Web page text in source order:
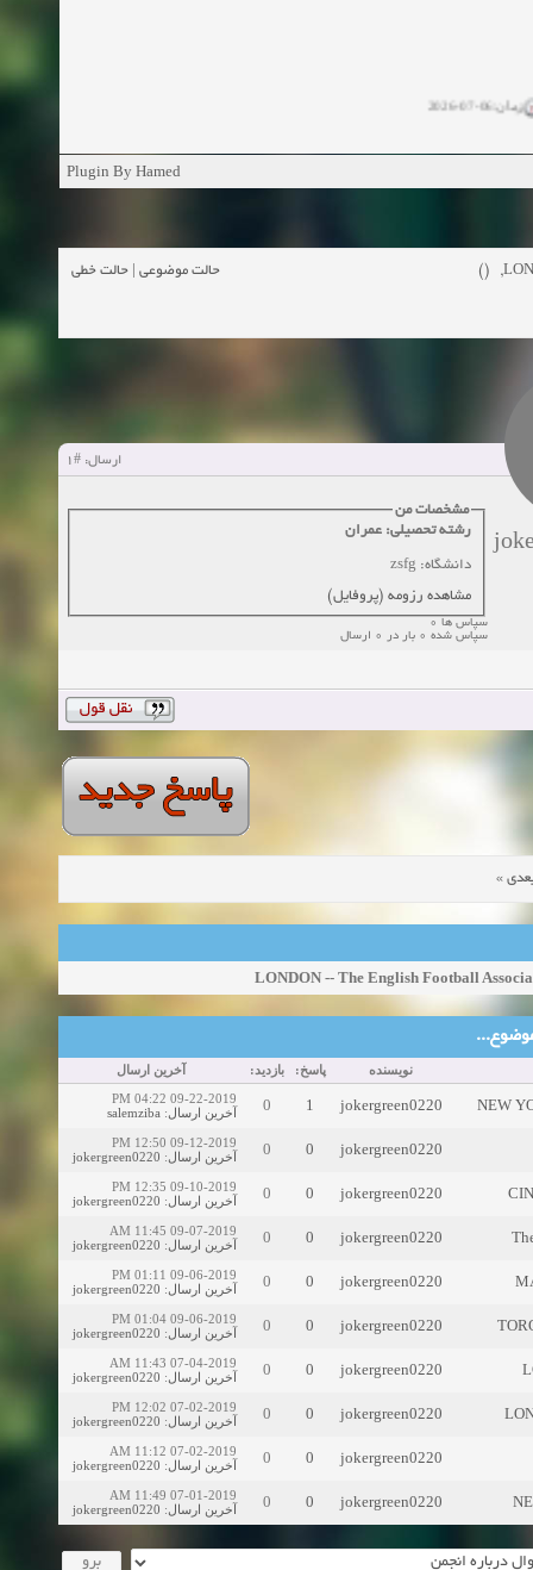
04-2025
زمان:11-11-2024
زمان:10-13-2024
زمان:10-11-2024
Plugin By Hamed
حالت موضوعی حالت خطی
ارسال: #1
مشخصات من
رشته تحصیلی: عمران
دانشگاه: zsfg
مشاهده رزومه (پروفایل)
سپاس ها 0
سپاس شده 0 بار در 0 ارسال
»
LONDON -- The English Football
نویسنده پاسخ: بازدید: آخرین ارسال
NEW
jokergreen0220
1
0
09-22-2019 04:22 PM
آخرین ارسال:
salemziba
jokergreen0220
0
0
09-12-2019 12:50 PM
آخرین ارسال:
jokergreen0220
jokergreen0220
0
0
09-10-2019 12:35 PM
آخرین ارسال:
jokergreen0220
jokergreen0220
0
0
09-07-2019 11:45 AM
آخرین ارسال:
jokergreen0220
jokergreen0220
0
0
09-06-2019 01:11 PM
آخرین ارسال:
jokergreen0220
jokergreen0220
0
0
09-06-2019 01:04 PM
آخرین ارسال:
jokergreen0220
jokergreen0220
0
0
07-04-2019 11:43 AM
آخرین ارسال:
jokergreen0220
jokergreen0220
0
0
07-02-2019 12:02 PM
آخرین ارسال:
jokergreen0220
jokergreen0220
0
0
07-02-2019 11:12 AM
آخرین ارسال:
jokergreen0220
jokergreen0220
0
0
07-01-2019 11:49 AM
آخرین ارسال:
jokergreen0220